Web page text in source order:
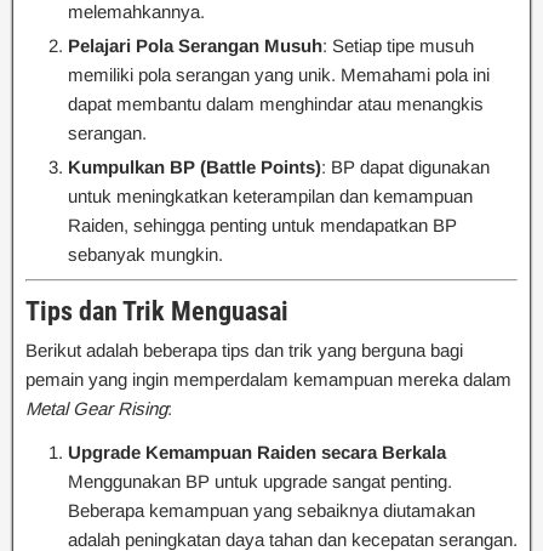
melemahkannya.
Pelajari Pola Serangan Musuh: Setiap tipe musuh
memiliki pola serangan yang unik. Memahami pola ini
dapat membantu dalam menghindar atau menangkis
serangan.
Kumpulkan BP (Battle Points): BP dapat digunakan
untuk meningkatkan keterampilan dan kemampuan
Raiden, sehingga penting untuk mendapatkan BP
sebanyak mungkin.
Tips dan Trik Menguasai
Berikut adalah beberapa tips dan trik yang berguna bagi
pemain yang ingin memperdalam kemampuan mereka dalam
Metal Gear Rising:
Upgrade Kemampuan Raiden secara Berkala
Menggunakan BP untuk upgrade sangat penting.
Beberapa kemampuan yang sebaiknya diutamakan
adalah peningkatan daya tahan dan kecepatan serangan.